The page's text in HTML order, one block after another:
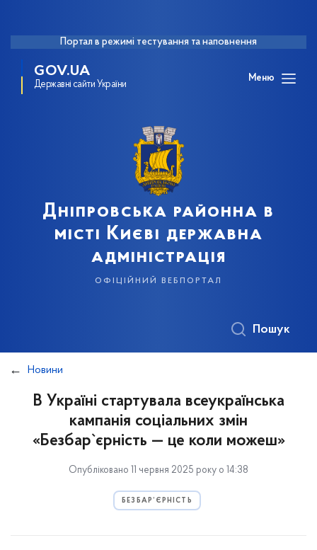
Портал в режимі тестування та наповнення
GOV.UA
Державні сайти України
Меню
Дніпровська районна в
місті Києві державна
адміністрація
офіційний вебпортал
Пошук
Новини
В Україні стартувала всеукраїнська
кампанія соціальних змін
«Безбар`єрність — це коли можеш»
Опубліковано 11 червня 2025 року о 14:38
БЕЗБАР’ЄРНІСТЬ